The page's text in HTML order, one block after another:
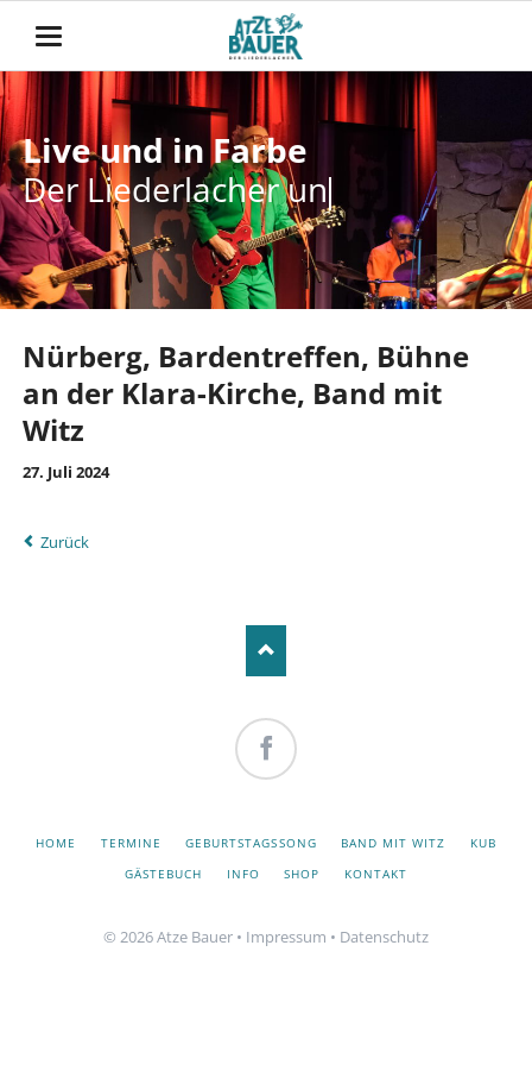
Live und in Farbe
Live und in Farbe
Der Liederlacher unt
Der Liederlacher
unterwegs
Nürberg, Bardentreffen, Bühne
an der Klara-Kirche, Band mit
Witz
27. Juli 2024
Zurück
HOME TERMINE GEBURTSTAGSSONG BAND MIT WITZ
KUB
GÄSTEBUCH
INFO SHOP KONTAKT
© 2026 Atze Bauer • Impressum • Datenschutz